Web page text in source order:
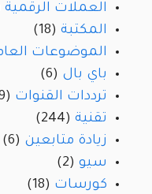
العملات الرقمية
المكتبة (18)
الموضوعات
باي بال (6)
ترددات القنوات (19)
تقنية (244)
زيادة متابعين (6)
سيو (2)
كورسات (18)